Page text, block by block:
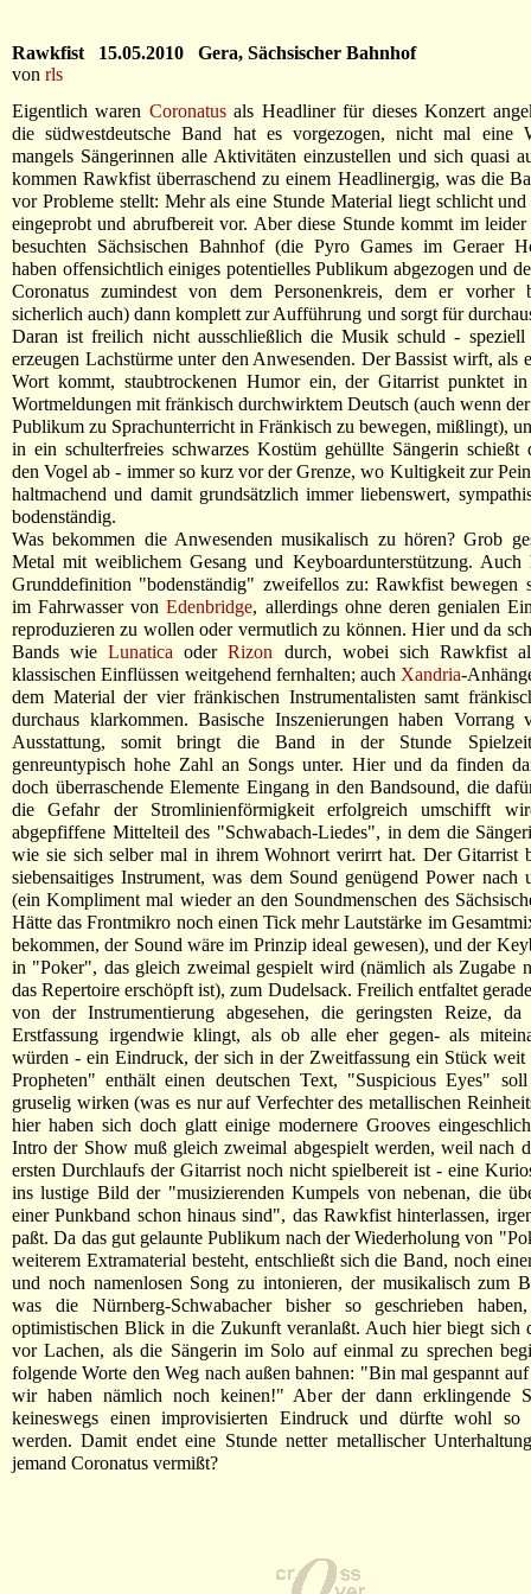
Rawkfist 15.05.2010 Gera, Sächsischer Bahnhof
von rls
Eigentlich waren Coronatusals Headliner für dieses Konzert
die südwestdeutsche Band hat es vorgezogen, nicht mal eine
mangels Sängerinnen alle Aktivitäten einzustellen und sich quasi
kommen Rawkfist überraschend zu einem Headlinergig, was die
vor Probleme stellt: Mehr als eine Stunde Material liegt schlicht
eingeprobt und abrufbereit vor. Aber diese Stunde kommt im
besuchten Sächsischen Bahnhof (die Pyro Games im Geraer
haben offensichtlich einiges potentielles Publikum abgezogen und
Coronatus zumindest von dem Personenkreis, dem er vorher
sicherlich auch) dann komplett zur Aufführung und sorgt für
Daran ist freilich nicht ausschließlich die Musik schuld - speziell
erzeugen Lachstürme unter den Anwesenden. Der Bassist wirft, als
Wort kommt, staubtrockenen Humor ein, der Gitarrist punktet
Wortmeldungen mit fränkisch durchwirktem Deutsch (auch wenn
Publikum zu Sprachunterricht in Fränkisch zu bewegen, mißlingt),
in ein schulterfreies schwarzes Kostüm gehüllte Sängerin schießt
den Vogel ab - immer so kurz vor der Grenze, wo Kultigkeit zur
haltmachend und damit grundsätzlich immer liebenswert,
bodenständig.
Was bekommen die Anwesenden musikalisch zu hören? Grob
Metal mit weiblichem Gesang und Keyboardunterstützung.
Grunddefinition "bodenständig" zweifellos zu: Rawkfist bewegen
im Fahrwasser vonEdenbridge, allerdings ohne deren genialen
reproduzieren zu wollen oder vermutlich zu können. Hier und da
Bands wieLunatica oderRizon durch, wobei sich Rawkfist
klassischen Einflüssen weitgehend fernhalten; auch Xandria-
dem Material der vier fränkischen Instrumentalisten samt
durchaus klarkommen. Basische Inszenierungen haben Vorrang
Ausstattung, somit bringt die Band in der Stunde
genreuntypisch hohe Zahl an Songs unter. Hier und da finden
doch überraschende Elemente Eingang in den Bandsound, die
die Gefahr der Stromlinienförmigkeit erfolgreich umschifft
abgepfiffene Mittelteil des "Schwabach-Liedes", in dem die
wie sie sich selber mal in ihrem Wohnort verirrt hat. Der Gitarrist
siebensaitiges Instrument, was dem Sound genügend Power nach
(ein Kompliment mal wieder an den Soundmenschen des
Hätte das Frontmikro noch einen Tick mehr Lautstärke im
bekommen, der Sound wäre im Prinzip ideal gewesen), und der
in "Poker", das gleich zweimal gespielt wird (nämlich als Zugabe
das Repertoire erschöpft ist), zum Dudelsack. Freilich entfaltet
von der Instrumentierung abgesehen, die geringsten Reize,
Erstfassung irgendwie klingt, als ob alle eher gegen- als
würden - ein Eindruck, der sich in der Zweitfassung ein Stück
Propheten" enthält einen deutschen Text, "Suspicious Eyes"
gruselig wirken (was es nur auf Verfechter des metallischen
hier haben sich doch glatt einige modernere Grooves
Intro der Show muß gleich zweimal abgespielt werden, weil nach
ersten Durchlaufs der Gitarrist noch nicht spielbereit ist - eine
ins lustige Bild der "musizierenden Kumpels von nebenan, die
einer Punkband schon hinaus sind", das Rawkfist hinterlassen,
paßt. Da das gut gelaunte Publikum nach der Wiederholung von
weiterem Extramaterial besteht, entschließt sich die Band, noch
und noch namenlosen Song zu intonieren, der musikalisch zum
was die Nürnberg-Schwabacher bisher so geschrieben
optimistischen Blick in die Zukunft veranlaßt. Auch hier biegt sich
vor Lachen, als die Sängerin im Solo auf einmal zu sprechen
folgende Worte den Weg nach außen bahnen: "Bin mal gespannt
wir haben nämlich noch keinen!" Aber der dann erklingende
keineswegs einen improvisierten Eindruck und dürfte wohl so
werden. Damit endet eine Stunde netter metallischer
jemand Coronatus vermißt?